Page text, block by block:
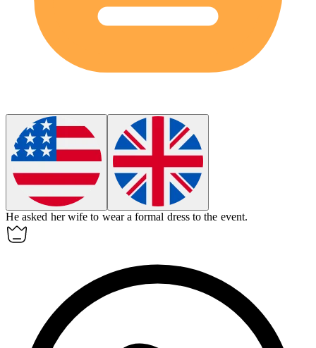
He asked her wife to wear a formal dress to the event.